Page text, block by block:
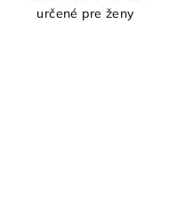
určené pre ženy